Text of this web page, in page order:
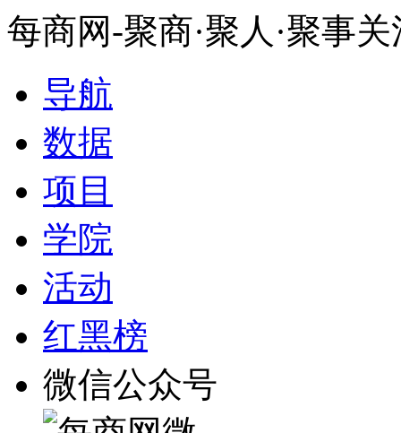
每商网-聚商·聚人·聚事
导航
数据
项目
学院
活动
红黑榜
微信公众号